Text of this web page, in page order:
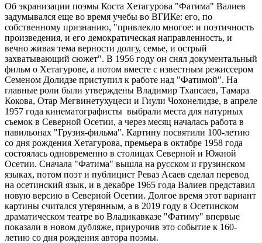
Об экранизации поэмы Коста Хетагурова "Фатима" Валиев
задумывался еще во время учебы во ВГИКе: его, по
собственному признанию, "привлекло многое: и поэтичность
произведения, и его демократическая направленность, и
вечно живая тема верности долгу, семье, и острый
захватывающий сюжет". В 1956 году он снял документальный
фильм о Хетагурове, а потом вместе с известным режиссером
Семеном Долидзе приступил к работе над "Фатимой". На
главные роли были утверждены Владимир Тхапсаев, Тамара
Кокова, Отар Мегвинетухуцеси и Гиули Чохонелидзе, в апреле
1957 года кинематографисты выбрали места для натурных
съемок в Северной Осетии, а через месяц началась работа в
павильонах "Грузия-фильма". Картину посвятили 100-летию
со дня рождения Хетагурова, премьера в октябре 1958 года
состоялась одновременно в столицах Северной и Южной
Осетии. Сначала "Фатима" вышла на русском и грузинском
языках, потом поэт и публицист Реваз Асаев сделал перевод
на осетинский язык, и в декабре 1965 года Валиев представил
новую версию в Северной Осетии. Долгое время этот вариант
картины считался утерянным, а в 2019 году в Осетинском
драматическом театре во Владикавказе "Фатиму" впервые
показали в новом дубляже, приурочив это событие к 160-
летию со дня рождения автора поэмы.